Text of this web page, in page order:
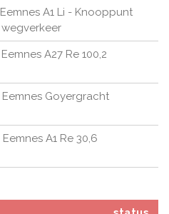
A1 Li - Knooppunt
wegverkeer
A27 Re 100,2
Eemnes Goyergracht
A1 Re 30,6